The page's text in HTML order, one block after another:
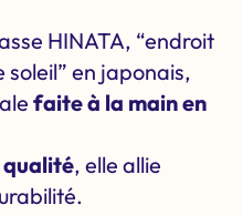
HINATA, “endroit
soleil” en japonais,
faite à la main en
qualité, elle allie